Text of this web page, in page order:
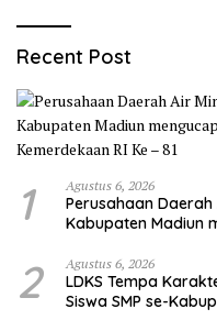
Recent Post
1 Agustus 6, 2026
Perusahaan
Kabupaten Madiun
2 Agustus 6, 2026
LDKS Tempa
Siswa SMP se-